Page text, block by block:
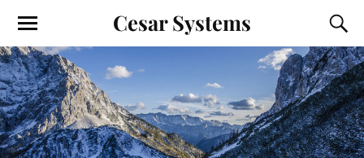
Cesar Systems